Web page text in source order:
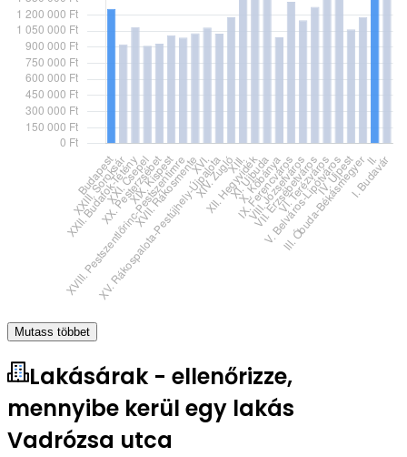
Mutass többet
Lakásárak - ellenőrizze,
mennyibe kerül egy lakás
Vadrózsa utca